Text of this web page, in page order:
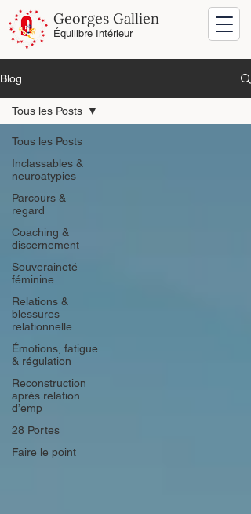
Georges Gallien
Équilibre Intérieur
Blog
Tous les Posts
Inclassables &
neuroatypies
Parcours &
regard
Coaching &
discernement
Souveraineté
féminine
Relations &
blessures
relationnelle
Émotions, fatigue
& régulation
Reconstruction
après relation
d’emp
28 Portes
Faire le point
Tous les Posts